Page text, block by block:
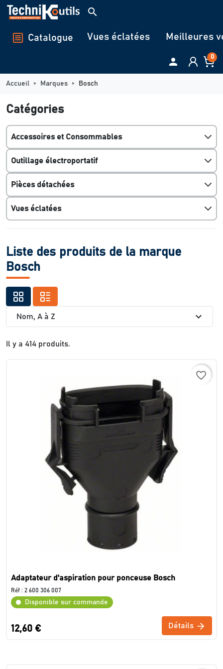
Panneau de gestion des cookies
search
Catalogue Vues éclatées Meilleures
 0
Accueil Marques Bosch
Catégories
Accessoires et Consommables
Outillage électroportatif
Pièces détachées
Vues éclatées
Liste des produits de la marque
Bosch
Il y a 414 produits.
Nom, A à Z expand_more
favorite_border
Adaptateur d'aspiration pour ponceuse Bosch
Réf : 2 600 306 007
Disponible sur commande
12,60 € Détails